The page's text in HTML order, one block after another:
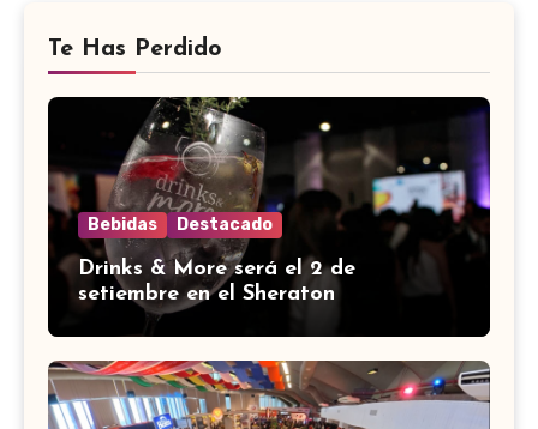
Te Has Perdido
Bebidas Destacado
Drinks & More será el 2 de
setiembre en el Sheraton